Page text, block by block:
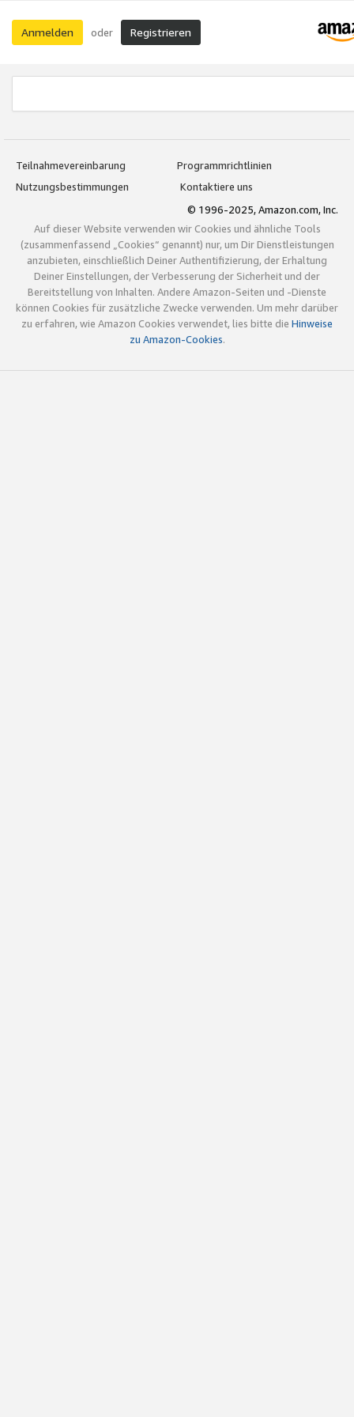
Anmelden oder Registrieren
Teilnahmevereinbarung
Programmrichtlinien
Nutzungsbestimmungen
Kontaktiere uns
© 1996-2025, Amazon.com, Inc.
Auf dieser Website verwenden wir Cookies und ähnliche Tools
(zusammenfassend „Cookies“ genannt) nur, um Dir Dienstleistungen
anzubieten, einschließlich Deiner Authentifizierung, der Erhaltung
Deiner Einstellungen, der Verbesserung der Sicherheit und der
Bereitstellung von Inhalten. Andere Amazon-Seiten und -Dienste
können Cookies für zusätzliche Zwecke verwenden. Um mehr darüber
zu erfahren, wie Amazon Cookies verwendet, lies bitte die Hinweise
zu Amazon-Cookies.